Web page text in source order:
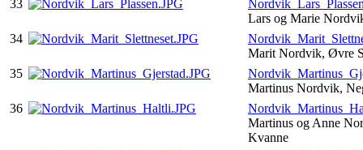
33
Lars og Marie
34
Marit Nordvik, Øvre
35
Martinus Nordvik,
36
Martinus og Anne
Kvanne